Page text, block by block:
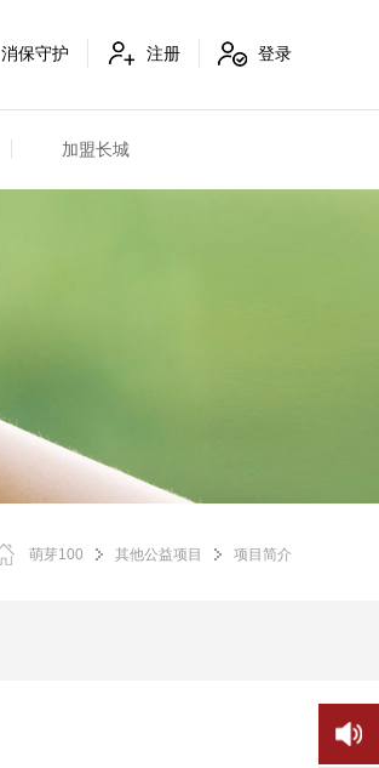
消保守护 注册 登录
加盟长城
萌芽100 其他公益项目 项目简介